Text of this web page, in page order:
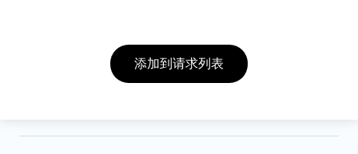
添加到请求列表